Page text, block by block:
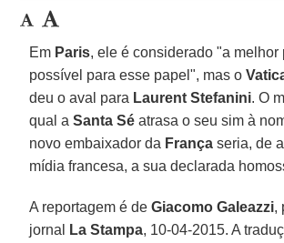
Em Paris, ele é considerado "a
possível para esse papel", mas o
deu o aval para Laurent Stefanini. O
qual aSanta Sé atrasa o seu sim à
novo embaixador da França seria, de
mídia francesa, a sua declarada
A reportagem é deGiacomo Galeazzi,
jornal
La Stampa, 10-04-2015. A